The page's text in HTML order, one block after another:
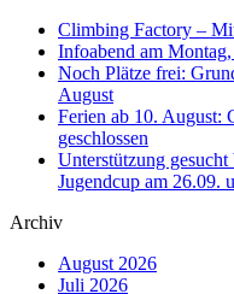
Climbing Factory –
Infoabend am
Noch Plätze frei:
August
Ferien ab 10. August:
geschlossen
Unterstützung gesucht
Jugendcup am 26.09.
Archiv
August 2026
Juli 2026